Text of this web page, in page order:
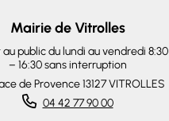
Mairie de Vitrolles
public du lundi au vendredi 8:30
– 16:30 sans interruption
de Provence 13127 VITROLLES
04 42 77 90 00